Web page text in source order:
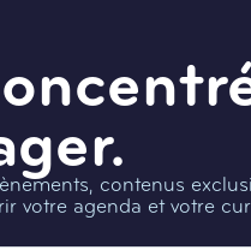
contenus
votre agenda et votre